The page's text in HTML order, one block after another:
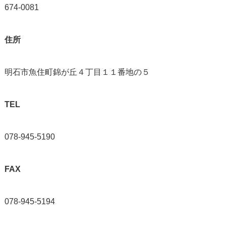
674-0081
住所
明石市魚住町錦が丘４丁目１１番地の５
TEL
078-945-5190
FAX
078-945-5194